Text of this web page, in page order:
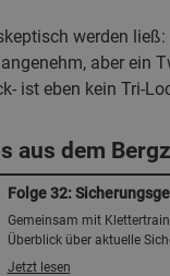
werden
aber ein
ist eben kein Tri-
aus dem
Folge 32:
Gemeinsam mit
Überblick über aktuelle
Jetzt lesen